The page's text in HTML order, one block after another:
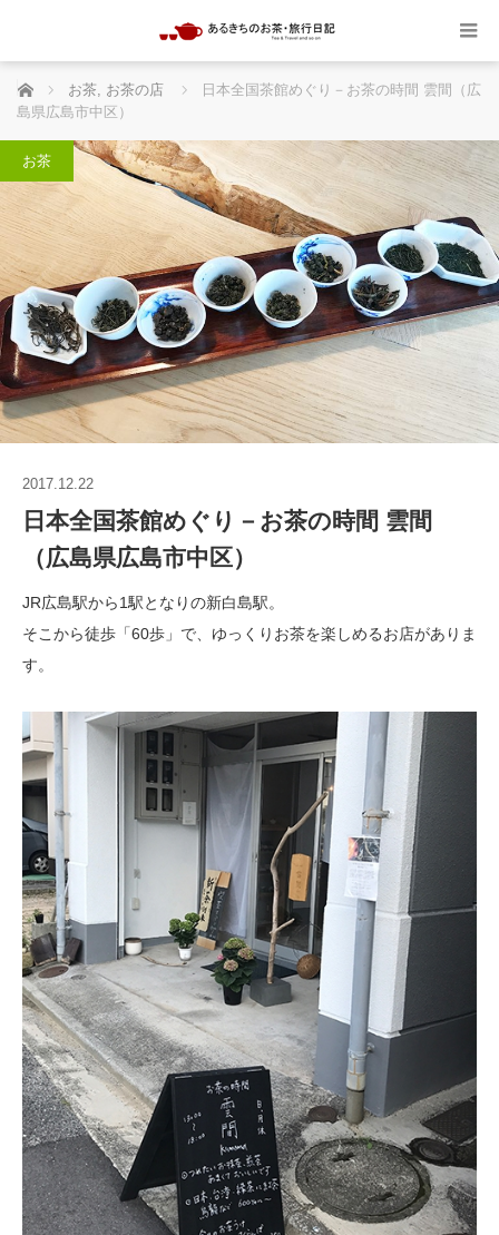
ホーム お茶, お茶の店
日本全国茶館めぐり－お茶の時間 雲間（広
島県広島市中区）
お茶
2017.12.22
日本全国茶館めぐり－お茶の時間 雲間
（広島県広島市中区）
JR広島駅から1駅となりの新白島駅。
そこから徒歩「60歩」で、ゆっくりお茶を楽しめるお店がありま
す。